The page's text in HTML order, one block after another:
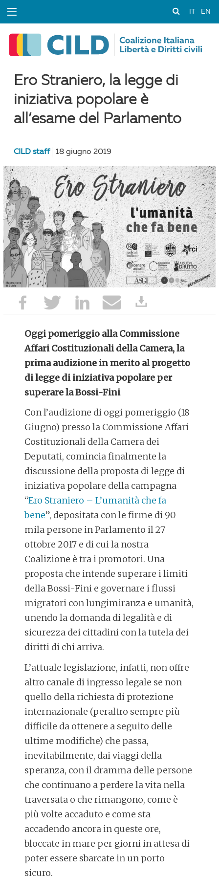
EN
Ero Straniero, la legge di
iniziativa popolare è
all’esame del Parlamento
CILD staff 18 giugno 2019
Oggi pomeriggio alla Commissione
Affari Costituzionali della Camera, la
prima audizione in merito al progetto
di legge di iniziativa popolare per
superare la Bossi-Fini
Con l’audizione di oggi pomeriggio (18
Giugno) presso la Commissione Affari
Costituzionali della Camera dei
Deputati, comincia finalmente la
discussione della proposta di legge di
iniziativa popolare della campagna
“Ero Straniero – L’umanità che fa
bene”, depositata con le firme di 90
mila persone in Parlamento il 27
ottobre 2017 e di cui la nostra
Coalizione è tra i promotori. Una
proposta che intende superare i limiti
della Bossi-Fini e governare i flussi
migratori con lungimiranza e umanità,
unendo la domanda di legalità e di
sicurezza dei cittadini con la tutela dei
diritti di chi arriva.
L’attuale legislazione, infatti, non offre
altro canale di ingresso legale se non
quello della richiesta di protezione
internazionale (peraltro sempre più
difficile da ottenere a seguito delle
ultime modifiche) che passa,
inevitabilmente, dai viaggi della
speranza, con il dramma delle persone
che continuano a perdere la vita nella
traversata o che rimangono, come è
più volte accaduto e come sta
accadendo ancora in queste ore,
bloccate in mare per giorni in attesa di
poter essere sbarcate in un porto
sicuro.